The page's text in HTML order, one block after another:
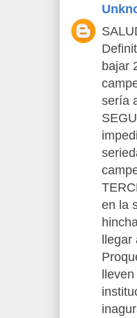
bajar
sería
en la
llegar